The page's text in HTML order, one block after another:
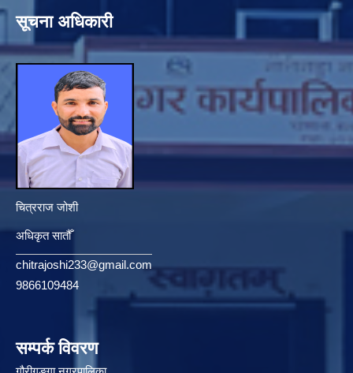
सूचना अधिकारी
चित्रराज जोशी
अधिकृत सातौँ
chitrajoshi233@gmail.com
9866109484
सम्पर्क विवरण